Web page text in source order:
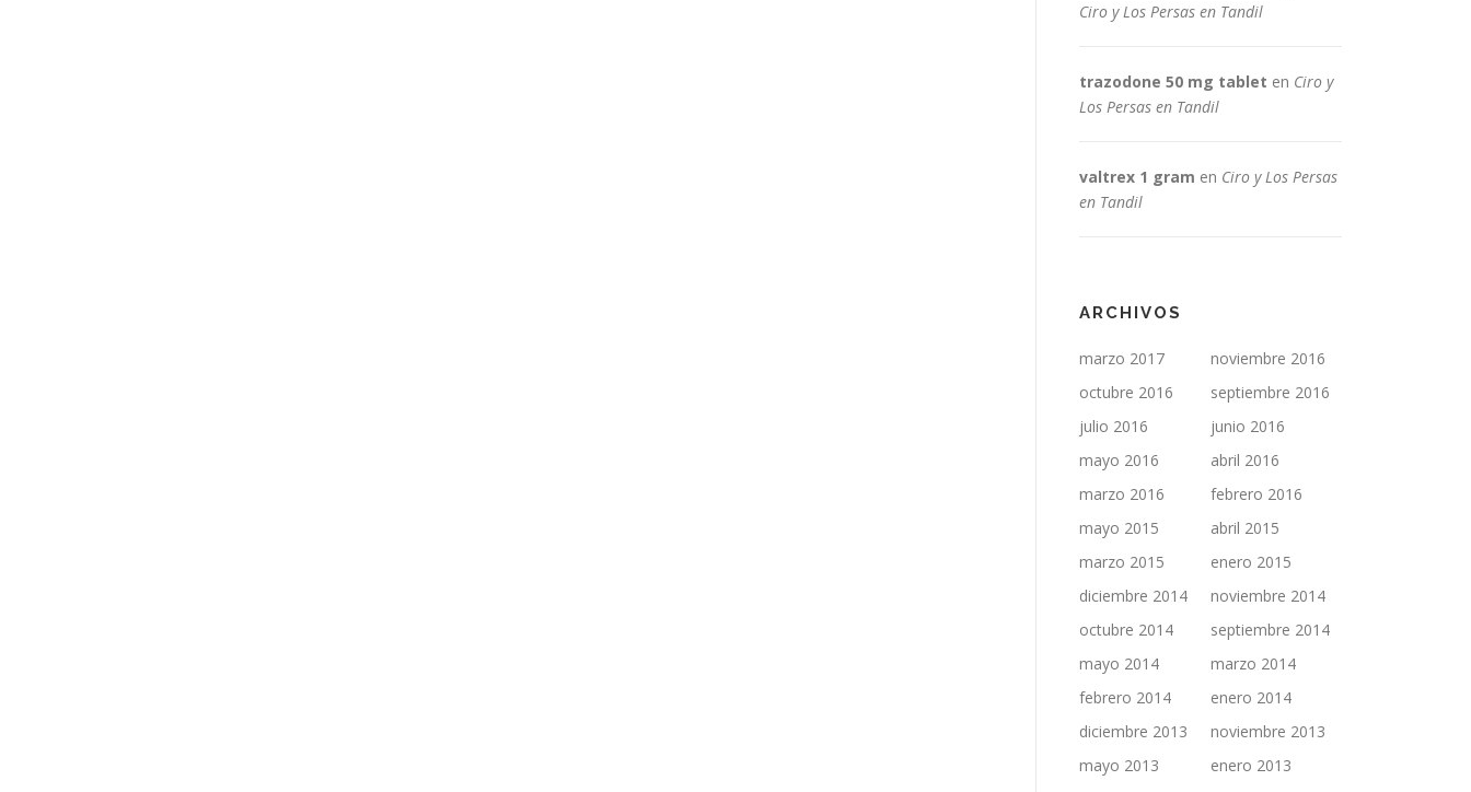
Ciro y Los Persas en Tandil
trazodone 50 mg tablet en Ciro y
Los Persas en Tandil
valtrex 1 gram en Ciro y Los Persas
en Tandil
ARCHIVOS
marzo 2017
noviembre 2016
octubre 2016
septiembre 2016
julio 2016
junio 2016
mayo 2016
abril 2016
marzo 2016
febrero 2016
mayo 2015
abril 2015
marzo 2015
enero 2015
diciembre 2014
noviembre 2014
octubre 2014
septiembre 2014
mayo 2014
marzo 2014
febrero 2014
enero 2014
diciembre 2013
noviembre 2013
mayo 2013
enero 2013